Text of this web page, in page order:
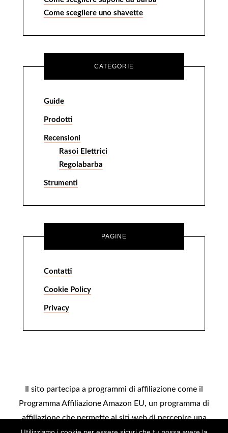
Come scegliere uno shavette
CATEGORIE
Guide
Prodotti
Recensioni
Rasoi Elettrici
Regolabarba
Strumenti
PAGINE
Contatti
Cookie Policy
Privacy
Il sito partecipa a programmi di affiliazione come il
Programma Affiliazione Amazon EU, un programma di
affiliazione che permette ai siti web di percepire una